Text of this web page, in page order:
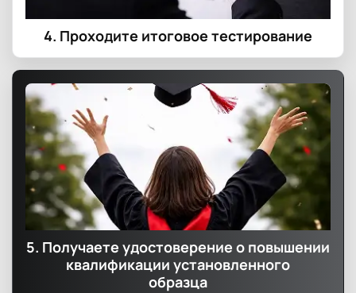
4. Проходите итоговое тестирование
5. Получаете удостоверение о повышении
квалификации установленного
образца